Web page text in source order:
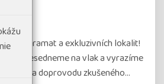
panoramat a exkluzivních lokalit!
přesedneme na vlak a vyrazíme
Za doprovodu zkušeného…